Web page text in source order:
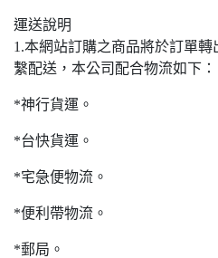
運送說明
1.本網站訂購之商品將於訂單
繫配送，本公司配合物流如下：
*神行貨運。
*台快貨運。
*宅急便物流。
*便利帶物流。
*郵局。